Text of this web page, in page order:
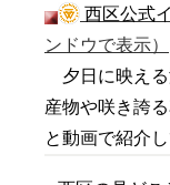
西区公式
ンドウで表示）
夕日に映える
産物や咲き誇
と動画で紹介し